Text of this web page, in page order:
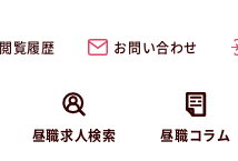
閲覧履歴 お問い合わせ
昼職求人検索 昼職コラム